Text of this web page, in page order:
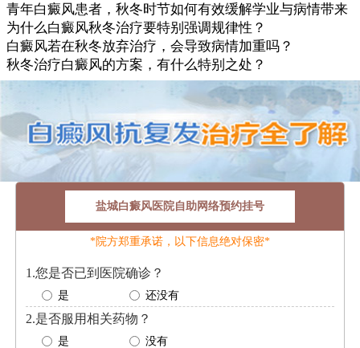
青年白癜风患者，秋冬时节如何有效缓解学业与病情带来
为什么白癜风秋冬治疗要特别强调规律性？
白癜风若在秋冬放弃治疗，会导致病情加重吗？
秋冬治疗白癜风的方案，有什么特别之处？
盐城白癜风医院自助网络预约挂号
*院方郑重承诺，以下信息绝对保密*
1.您是否已到医院确诊？
是 还没有
2.是否服用相关药物？
是 没有